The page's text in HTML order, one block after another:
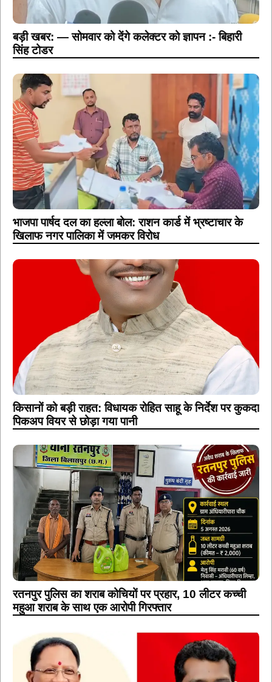
बड़ी खबर: — सोमवार को देंगे कलेक्टर को ज्ञापन :- बिहारी
सिंह टोडर
भाजपा पार्षद दल का हल्ला बोल: राशन कार्ड में भ्रष्टाचार के
खिलाफ नगर पालिका में जमकर विरोध
किसानों को बड़ी राहत: विधायक रोहित साहू के निर्देश पर कुकदा
पिकअप वियर से छोड़ा गया पानी
रतनपुर पुलिस का शराब कोचियों पर प्रहार, 10 लीटर कच्ची
महुआ शराब के साथ एक आरोपी गिरफ्तार